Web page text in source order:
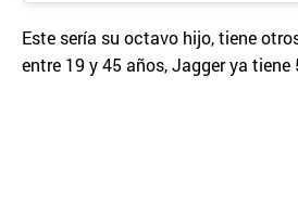
Este sería su octavo hijo, tiene
entre 19 y 45 años, Jagger ya